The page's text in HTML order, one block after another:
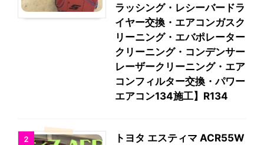
ラッシング・レシーバードラ
イヤー交換・エアコンガスク
リーニング・エバポレーター
クリーニング・コンデンサー
レーザークリーニング・エア
コンフィルター交換・パワー
エアコン134施工】R134
2
トヨタ エスティマ ACR55W